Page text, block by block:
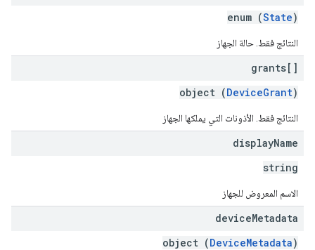
enum (State)
النتائج فقط. حالة الجهاز
grants[]
object (DeviceGrant)
النتائج فقط. الأذونات التي يملكها الجهاز
displayName
string
الاسم المعروض للجهاز
deviceMetadata
object (DeviceMetadata)